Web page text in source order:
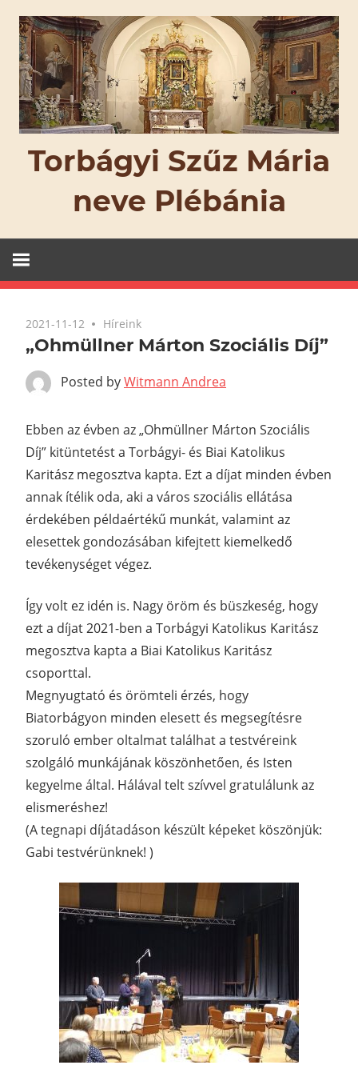
content
Torbágyi Szűz Mária
neve Plébánia
2021-11-12 Híreink
„Ohmüllner Márton Szociális Díj”
Posted byWitmann Andrea
Ebben az évben az „Ohmüllner Márton Szociális
Díj” kitüntetést a Torbágyi- és Biai Katolikus
Karitász megosztva kapta. Ezt a díjat minden évben
annak ítélik oda, aki a város szociális ellátása
érdekében példaértékű munkát, valamint az
elesettek gondozásában kifejtett kiemelkedő
tevékenységet végez.
Így volt ez idén is. Nagy öröm és büszkeség, hogy
ezt a díjat 2021-ben a Torbágyi Katolikus Karitász
megosztva kapta a Biai Katolikus Karitász
csoporttal.
Megnyugtató és örömteli érzés, hogy
Biatorbágyon minden elesett és megsegítésre
szoruló ember oltalmat találhat a testvéreink
szolgáló munkájának köszönhetően, és Isten
kegyelme által. Hálával telt szívvel gratulálunk az
elismeréshez!
(A tegnapi díjátadáson készült képeket köszönjük:
Gabi testvérünknek! )